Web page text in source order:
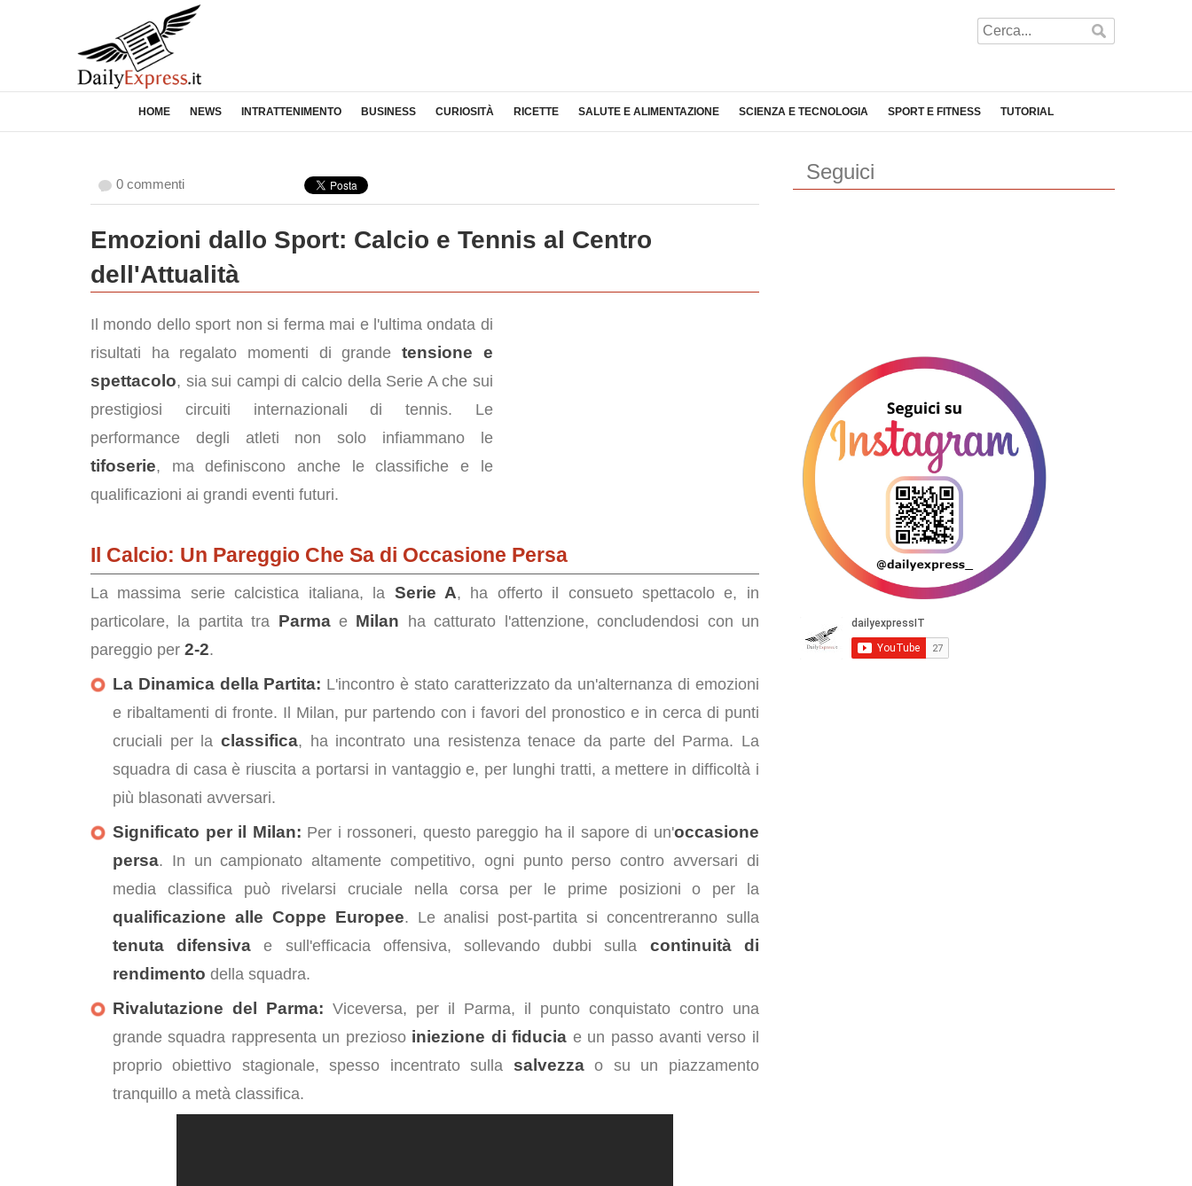
HOME NEWS INTRATTENIMENTO BUSINESS CURIOSITÀ RICETTE SALUTE E ALIMENTAZIONE SCIENZA E TECNOLOGIA SPORT E FITNESS TUTORIAL
0 commenti
Emozioni dallo Sport: Calcio e Tennis al Centro
dell'Attualità
Il mondo dello sport non si ferma mai e l'ultima ondata di
risultati ha regalato momenti di grandetensione e
spettacolo, sia sui campi di calcio della Serie A che sui
prestigiosi circuiti internazionali di tennis. Le
performance degli atleti non solo infiammano le
tifoserie, ma definiscono anche le classifiche e le
qualificazioni ai grandi eventi futuri.
Il Calcio: Un Pareggio Che Sa di Occasione Persa
La massima serie calcistica italiana, la Serie A, ha offerto il consueto spettacolo e, in
particolare, la partita tra Parmae Milan ha catturato l'attenzione, concludendosi con un
pareggio per 2-2.
La Dinamica della Partita: L'incontro è stato caratterizzato da un'alternanza di emozioni
e ribaltamenti di fronte. Il Milan, pur partendo con i favori del pronostico e in cerca di punti
cruciali per laclassifica, ha incontrato una resistenza tenace da parte del Parma. La
squadra di casa è riuscita a portarsi in vantaggio e, per lunghi tratti, a mettere in difficoltà i
più blasonati avversari.
Significato per il Milan: Per i rossoneri, questo pareggio ha il sapore di un'occasione
persa. In un campionato altamente competitivo, ogni punto perso contro avversari di
media classifica può rivelarsi cruciale nella corsa per le prime posizioni o per la
qualificazione alle Coppe Europee. Le analisi post-partita si concentreranno sulla
tenuta difensiva e sull'efficacia offensiva, sollevando dubbi sulla continuità di
rendimento della squadra.
Rivalutazione del Parma: Viceversa, per il Parma, il punto conquistato contro una
grande squadra rappresenta un prezioso iniezione di fiducia e un passo avanti verso il
proprio obiettivo stagionale, spesso incentrato sulla salvezzao su un piazzamento
tranquillo a metà classifica.
Seguici